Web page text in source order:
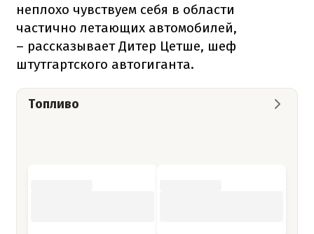
неплохо чувствуем себя в области
частично летающих автомобилей,
– рассказывает Дитер Цетше, шеф
штутгартского автогиганта.
Топливо